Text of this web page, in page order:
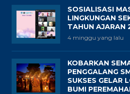
SOSIALISASI
LINGKUNGAN
TAHUN AJARAN
4 minggu yang lalu
KOBARKAN
PENGGALANG
SUKSES GELAR
BUMI